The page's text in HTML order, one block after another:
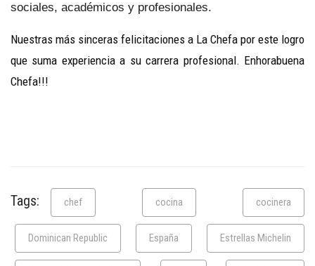
sociales, académicos y profesionales.
Nuestras más sinceras felicitaciones a La Chefa por este logro
que suma experiencia a su carrera profesional. Enhorabuena
Chefa!!!
Tags: chef cocina cocinera
Dominican Republic España Estrellas Michelin